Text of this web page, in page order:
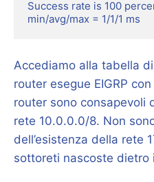
Success rate is 100
min/avg/max = 1/1/1 ms
Accediamo alla tabella
router esegue EIGRP
router sono consapevoli
rete 10.0.0.0/8. Non
dell’esistenza della rete
sottoreti nascoste dietro